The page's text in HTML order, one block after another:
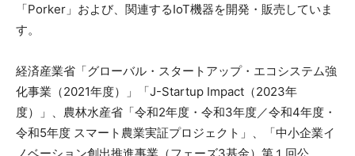
「Porker」および、関連するIoT機器を開発・販売していま
す。
経済産業省「グローバル・スタートアップ・エコシステム強
化事業（2021年度）」「J-Startup Impact（2023年
度）」、農林水産省「令和2年度・令和3年度／令和4年度・
令和5年度 スマート農業実証プロジェクト」、「中小企業イ